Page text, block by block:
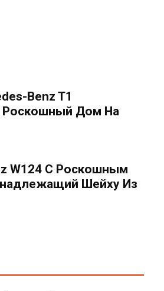
Benz T1
Роскошный Дом На
W124 С Роскошным
Шейху Из